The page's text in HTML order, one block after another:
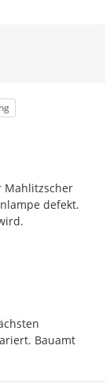
Mahlitzscher
defekt.
Bauamt